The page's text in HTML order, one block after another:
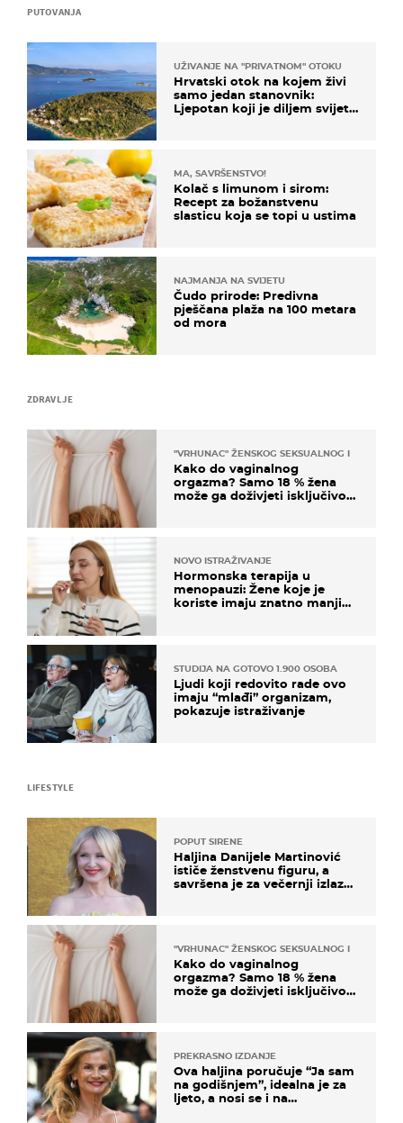
ZDRAVLJE
"VRHUNAC" ŽENSKOG SEKSUALNOG ISKUSTVA
Kako do vaginalnog
orgazma? Samo 18 % žena
može ga doživjeti isključivo
NOVO ISTRAŽIVANJE
Hormonska terapija u
menopauzi: Žene koje je
koriste imaju znatno manji
STUDIJA NA GOTOVO 1.900 OSOBA
Ljudi koji redovito rade ovo
imaju “mlađi” organizam,
pokazuje istraživanje
PUTOVANJA
UŽIVANJE NA "PRIVATNOM" OTOKU
Hrvatski otok na kojem živi
samo jedan stanovnik:
Ljepotan koji je diljem svijeta
MA, SAVRŠENSTVO!
Kolač s limunom i sirom:
Recept za božanstvenu
slasticu koja se topi u ustima
NAJMANJA NA SVIJETU
Čudo prirode: Predivna
pješčana plaža na 100 metara
od mora
LIFESTYLE
POPUT SIRENE
Haljina Danijele Martinović
ističe ženstvenu figuru, a
savršena je za večernji izlazak
"VRHUNAC" ŽENSKOG SEKSUALNOG ISKUSTVA
Kako do vaginalnog
orgazma? Samo 18 % žena
može ga doživjeti isključivo
PREKRASNO IZDANJE
Ova haljina poručuje “Ja sam
na godišnjem”, idealna je za
ljeto, a nosi se i na